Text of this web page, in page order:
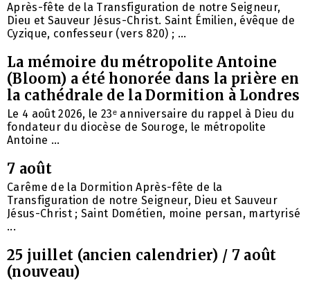
Après-fête de la Transfiguration de notre Seigneur,
Dieu et Sauveur Jésus-Christ. Saint Émilien, évêque de
Cyzique, confesseur (vers 820) ; ...
La mémoire du métropolite Antoine
(Bloom) a été honorée dans la prière en
la cathédrale de la Dormition à Londres
Le 4 août 2026, le 23ᵉ anniversaire du rappel à Dieu du
fondateur du diocèse de Souroge, le métropolite
Antoine ...
7 août
Carême de la Dormition Après-fête de la
Transfiguration de notre Seigneur, Dieu et Sauveur
Jésus-Christ ; Saint Dométien, moine persan, martyrisé
...
25 juillet (ancien calendrier) / 7 août
(nouveau)